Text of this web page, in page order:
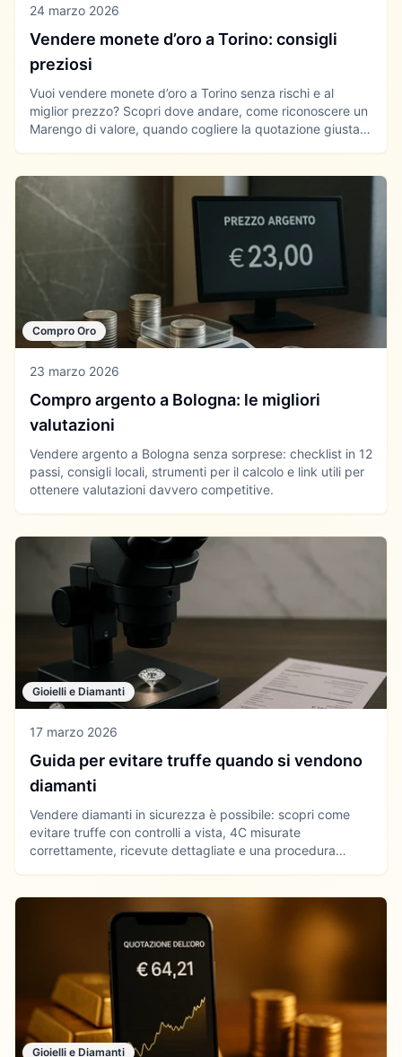
24 marzo 2026
Vendere monete d’oro a Torino: consigli
preziosi
Vuoi vendere monete d’oro a Torino senza rischi e al
miglior prezzo? Scopri dove andare, come riconoscere un
Marengo di valore, quando cogliere la quotazione giusta e
Compro Oro
23 marzo 2026
Compro argento a Bologna: le migliori
valutazioni
Vendere argento a Bologna senza sorprese: checklist in 12
passi, consigli locali, strumenti per il calcolo e link utili per
ottenere valutazioni davvero competitive.
Gioielli e Diamanti
17 marzo 2026
Guida per evitare truffe quando si vendono
diamanti
Vendere diamanti in sicurezza è possibile: scopri come
evitare truffe con controlli a vista, 4C misurate
correttamente, ricevute dettagliate e una procedura
Gioielli e Diamanti